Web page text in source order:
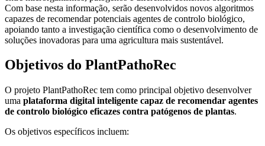
Com base nesta informação, serão desenvolvidos novos algoritmos
capazes de recomendar potenciais agentes de controlo biológico,
apoiando tanto a investigação científica como o desenvolvimento de
soluções inovadoras para uma agricultura mais sustentável.
Objetivos do PlantPathoRec
O projeto PlantPathoRec tem como principal objetivo desenvolver
uma plataforma digital inteligente capaz de recomendar agentes
de controlo biológico eficazes contra patógenos de plantas.
Os objetivos específicos incluem: